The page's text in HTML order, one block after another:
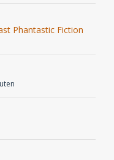
Phantastic Fiction